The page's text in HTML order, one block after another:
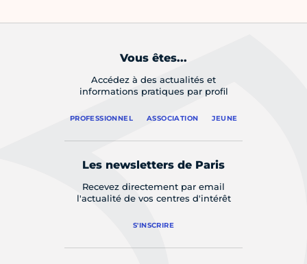
Vous êtes...
Accédez à des actualités et
informations pratiques par profil
PROFESSIONNEL ASSOCIATION JEUNE
Les newsletters de Paris
Recevez directement par email
l'actualité de vos centres d'intérêt
S'INSCRIRE